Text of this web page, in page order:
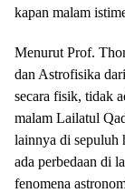
kapan malam
Menurut Prof.
dan Astrofisika
secara fisik, tidak
malam Lailatul
lainnya di sepuluh
ada perbedaan di
fenomena